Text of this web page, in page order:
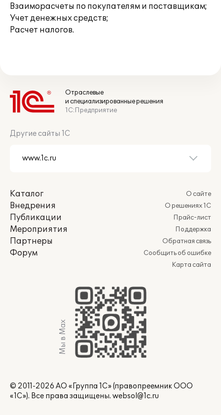
Взаиморасчеты по покупателям и поставщикам;
Учет денежных средств;
Расчет налогов.
Отраслевые
и специализированные решения
1С:Предприятие
Другие сайты 1С
Каталог
Внедрения
Публикации
Мероприятия
Партнеры
Форум
О сайте
О решениях 1С
Прайс-лист
Поддержка
Обратная связь
Сообщить об ошибке
Карта сайта
Мы в Max
© 2011-2026 АО «Группа 1С» (правопреемник ООО
«1С»). Все права защищены. websol@1c.ru